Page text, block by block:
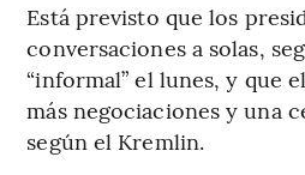
Está previsto que los
conversaciones a solas,
“informal” el lunes, y que
más negociaciones y una
según el Kremlin.